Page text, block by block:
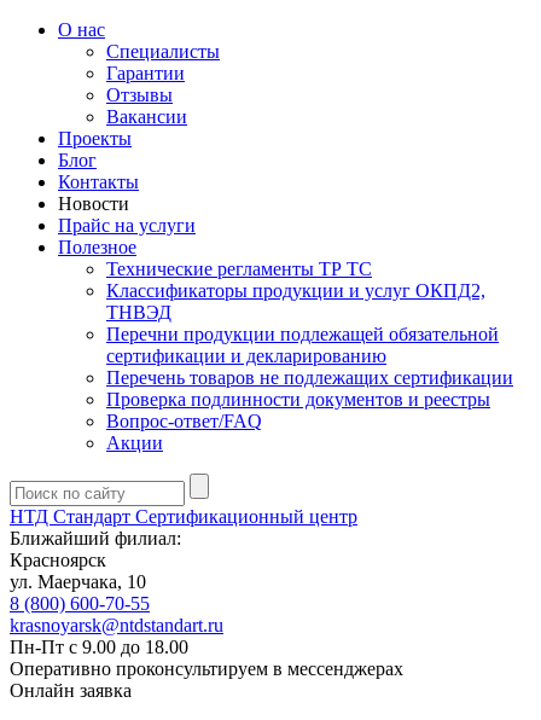
О нас
Специалисты
Гарантии
Отзывы
Вакансии
Проекты
Блог
Контакты
Новости
Прайс на услуги
Полезное
Технические регламенты ТР ТС
Классификаторы продукции и услуг ОКПД2,
ТНВЭД
Перечни продукции подлежащей обязательной
сертификации и декларированию
Перечень товаров не подлежащих сертификации
Проверка подлинности документов и реестры
Вопрос-ответ/FAQ
Акции
НТД Стандарт Сертификационный центр
Ближайший филиал:
Красноярск
ул. ​​​Маерчака, 10
8 (800) 600-70-55
krasnoyarsk@ntdstandart.ru
Пн-Пт с 9.00 до 18.00
Оперативно проконсультируем в мессенджерах
Онлайн заявка